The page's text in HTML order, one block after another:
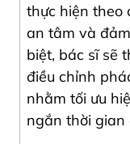
thực hiện theo
an tâm và
biệt, bác sĩ sẽ
điều chỉnh
nhằm tối ưu
ngắn thời gian